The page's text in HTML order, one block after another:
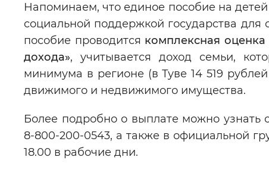
Напоминаем, что единое пособие на
социальной поддержкой государства
пособие проводится комплексная
дохода», учитывается доход семьи,
минимума в регионе (в Туве 14 519
движимого и недвижимого имущества.
Более подробно о выплате можно узнать
8-800-200-0543, а также в официальной
18.00 в рабочие дни.